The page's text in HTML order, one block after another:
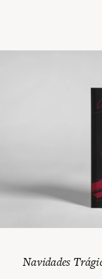
Navidades